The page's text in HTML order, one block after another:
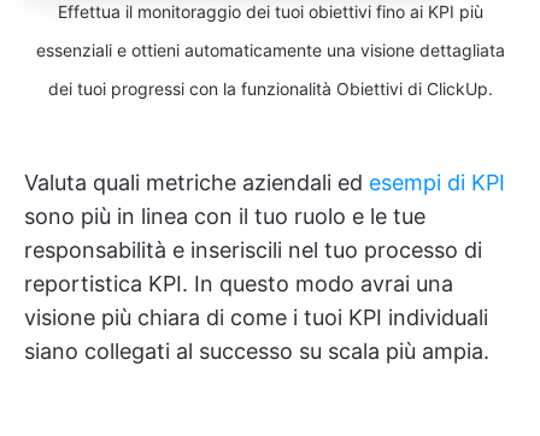
Effettua il monitoraggio dei tuoi obiettivi fino ai KPI più
essenziali e ottieni automaticamente una visione dettagliata
dei tuoi progressi con la funzionalità Obiettivi di ClickUp.
Valuta quali metriche aziendali ed esempi di KPI
sono più in linea con il tuo ruolo e le tue
responsabilità e inseriscili nel tuo processo di
reportistica KPI. In questo modo avrai una
visione più chiara di come i tuoi KPI individuali
siano collegati al successo su scala più ampia.